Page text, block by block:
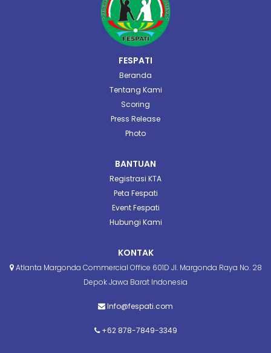
FESPATI
Beranda
Tentang Kami
Scoring
Press Release
Photo
BANTUAN
Registrasi KTA
Peta Fespati
Event Fespati
Hubungi Kami
KONTAK
Atlanta Margonda Commercial Office 601D Jl. Margonda Raya No. 28
Depok Jawa Barat Indonesia
Info@fespati.com
+62 878-7849-3349